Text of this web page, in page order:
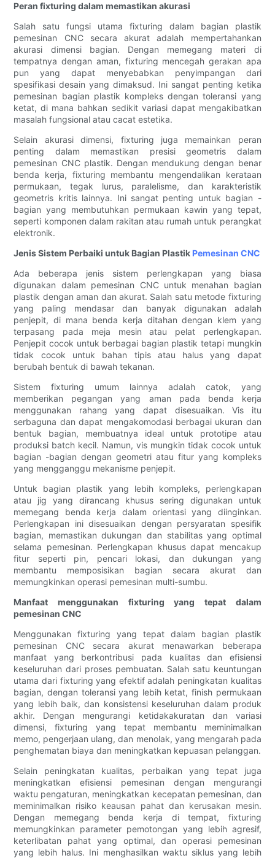
Peran fixturing dalam memastikan akurasi
Salah satu fungsi utama fixturing dalam bagian plastik
pemesinan CNC secara akurat adalah mempertahankan
akurasi dimensi bagian. Dengan memegang materi di
tempatnya dengan aman, fixturing mencegah gerakan apa
pun yang dapat menyebabkan penyimpangan dari
spesifikasi desain yang dimaksud. Ini sangat penting ketika
pemesinan bagian plastik kompleks dengan toleransi yang
ketat, di mana bahkan sedikit variasi dapat mengakibatkan
masalah fungsional atau cacat estetika.
Selain akurasi dimensi, fixturing juga memainkan peran
penting dalam memastikan presisi geometris dalam
pemesinan CNC plastik. Dengan mendukung dengan benar
benda kerja, fixturing membantu mengendalikan kerataan
permukaan, tegak lurus, paralelisme, dan karakteristik
geometris kritis lainnya. Ini sangat penting untuk bagian -
bagian yang membutuhkan permukaan kawin yang tepat,
seperti komponen dalam rakitan atau rumah untuk perangkat
elektronik.
Jenis Sistem Perbaiki untuk Bagian Plastik Pemesinan CNC
Ada beberapa jenis sistem perlengkapan yang biasa
digunakan dalam pemesinan CNC untuk menahan bagian
plastik dengan aman dan akurat. Salah satu metode fixturing
yang paling mendasar dan banyak digunakan adalah
penjepit, di mana benda kerja ditahan dengan klem yang
terpasang pada meja mesin atau pelat perlengkapan.
Penjepit cocok untuk berbagai bagian plastik tetapi mungkin
tidak cocok untuk bahan tipis atau halus yang dapat
berubah bentuk di bawah tekanan.
Sistem fixturing umum lainnya adalah catok, yang
memberikan pegangan yang aman pada benda kerja
menggunakan rahang yang dapat disesuaikan. Vis itu
serbaguna dan dapat mengakomodasi berbagai ukuran dan
bentuk bagian, membuatnya ideal untuk prototipe atau
produksi batch kecil. Namun, vis mungkin tidak cocok untuk
bagian -bagian dengan geometri atau fitur yang kompleks
yang mengganggu mekanisme penjepit.
Untuk bagian plastik yang lebih kompleks, perlengkapan
atau jig yang dirancang khusus sering digunakan untuk
memegang benda kerja dalam orientasi yang diinginkan.
Perlengkapan ini disesuaikan dengan persyaratan spesifik
bagian, memastikan dukungan dan stabilitas yang optimal
selama pemesinan. Perlengkapan khusus dapat mencakup
fitur seperti pin, pencari lokasi, dan dukungan yang
membantu memposisikan bagian secara akurat dan
memungkinkan operasi pemesinan multi-sumbu.
Manfaat menggunakan fixturing yang tepat dalam
pemesinan CNC
Menggunakan fixturing yang tepat dalam bagian plastik
pemesinan CNC secara akurat menawarkan beberapa
manfaat yang berkontribusi pada kualitas dan efisiensi
keseluruhan dari proses pembuatan. Salah satu keuntungan
utama dari fixturing yang efektif adalah peningkatan kualitas
bagian, dengan toleransi yang lebih ketat, finish permukaan
yang lebih baik, dan konsistensi keseluruhan dalam produk
akhir. Dengan mengurangi ketidakakuratan dan variasi
dimensi, fixturing yang tepat membantu meminimalkan
memo, pengerjaan ulang, dan menolak, yang mengarah pada
penghematan biaya dan meningkatkan kepuasan pelanggan.
Selain peningkatan kualitas, perbaikan yang tepat juga
meningkatkan efisiensi pemesinan dengan mengurangi
waktu pengaturan, meningkatkan kecepatan pemesinan, dan
meminimalkan risiko keausan pahat dan kerusakan mesin.
Dengan memegang benda kerja di tempat, fixturing
memungkinkan parameter pemotongan yang lebih agresif,
keterlibatan pahat yang optimal, dan operasi pemesinan
yang lebih halus. Ini menghasilkan waktu siklus yang lebih